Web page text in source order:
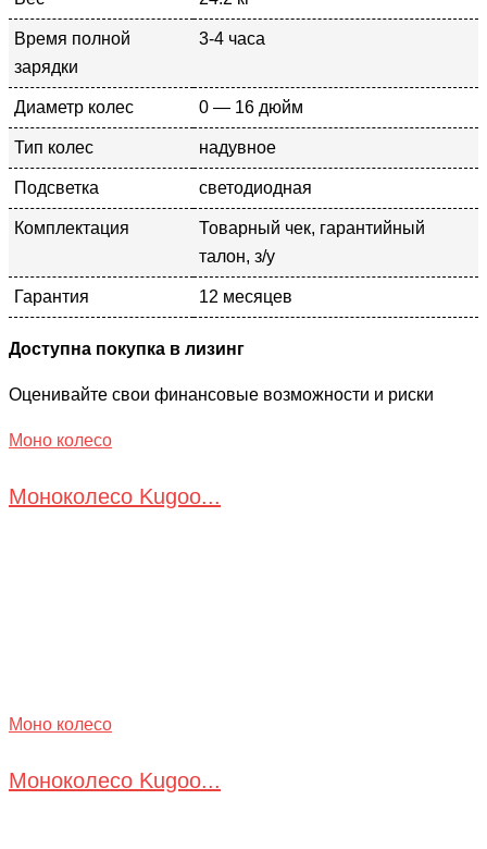
Время полной
зарядки
3-4 часа
Диаметр колес 0 — 16 дюйм
Тип колес надувное
Подсветка светодиодная
Комплектация
Товарный чек, гарантийный
талон, з/у
Гарантия 12 месяцев
Доступна покупка в лизинг
Оценивайте свои финансовые возможности и риски
Моно колесо
Моноколесо Kugoo...
Моно колесо
Моноколесо Kugoo...